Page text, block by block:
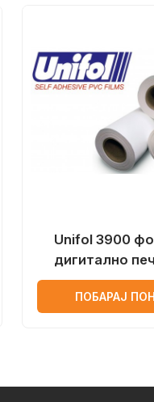
Unifol 3900
дигитално
ПОБАРАЈ